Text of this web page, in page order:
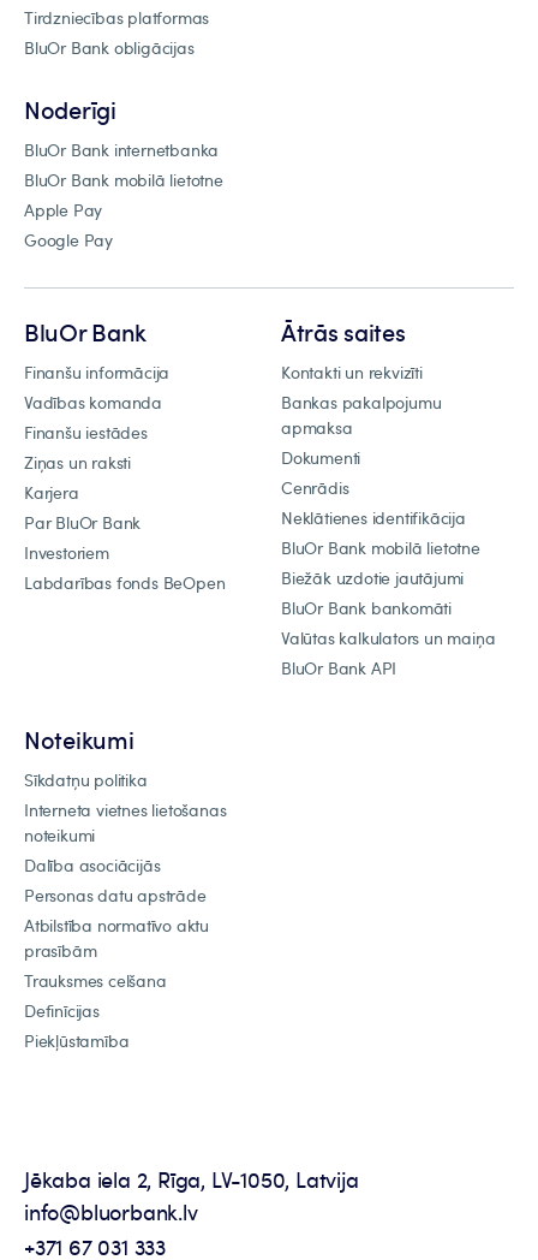
Tirdzniecības platformas
BluOr Bank obligācijas
Noderīgi
BluOr Bank internetbanka
BluOr Bank mobilā lietotne
Apple Pay
Google Pay
BluOr Bank
Finanšu informācija
Vadības komanda
Finanšu iestādes
Ziņas un raksti
Karjera
Par BluOr Bank
Investoriem
Labdarības fonds BeOpen
Ātrās saites
Kontakti un rekvizīti
Bankas pakalpojumu
apmaksa
Dokumenti
Cenrādis
Neklātienes identifikācija
BluOr Bank mobilā lietotne
Biežāk uzdotie jautājumi
BluOr Bank bankomāti
Valūtas kalkulators un maiņa
BluOr Bank API
Noteikumi
Sīkdatņu politika
Interneta vietnes lietošanas
noteikumi
Dalība asociācijās
Personas datu apstrāde
Atbilstība normatīvo aktu
prasībām
Trauksmes celšana
Definīcijas
Piekļūstamība
Jēkaba iela 2, Rīga, LV-1050, Latvija
info@bluorbank.lv
+371 67 031 333